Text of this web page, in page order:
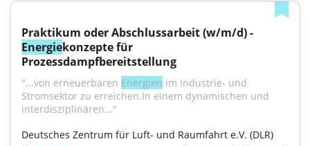
Energiekonzepte für
Prozessdampfbereitstellung
"...von erneuerbaren Energien im Industrie- und
Stromsektor zu erreichen.In einem dynamischen und
interdisziplinären..."
Deutsches Zentrum für Luft- und Raumfahrt e.V. (DLR)